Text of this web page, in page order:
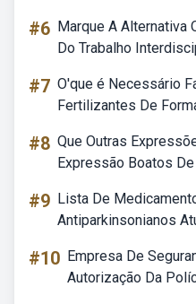
#6 Marque A Alternativa
Do Trabalho
#7 O'que é Necessário
Fertilizantes De
#8 Que Outras
Expressão Boatos
#9 Lista De
Antiparkinsonianos
#10 Empresa De
Autorização Da